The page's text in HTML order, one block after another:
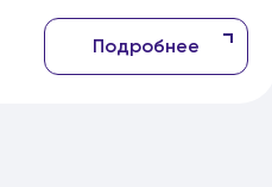
Подробнее